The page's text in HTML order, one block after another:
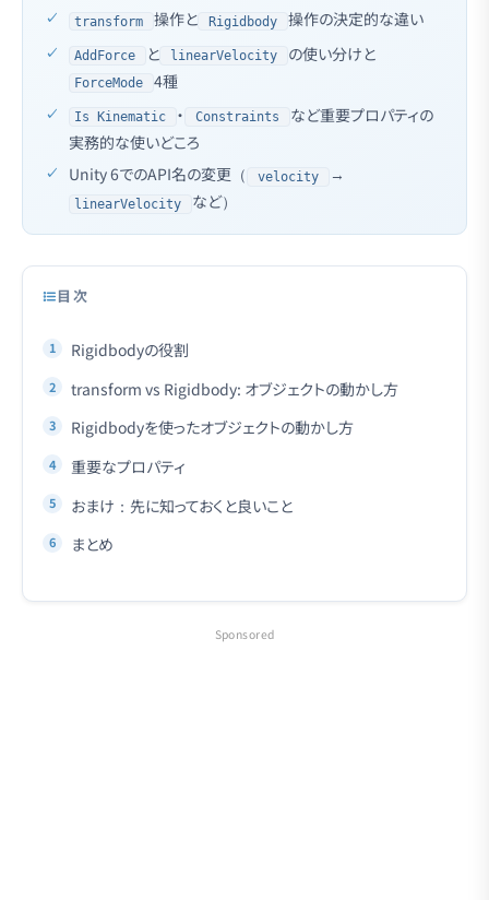
transform 操作と Rigidbody 操作の決定的な違い
AddForce と linearVelocity の使い分けと
ForceMode 4種
Is Kinematic ・ Constraints
など重要プロパティの
実務的な使いどころ
Unity 6でのAPI名の変更（
velocity →
linearVelocity など）
目次
Rigidbodyの役割
transform vs Rigidbody: オブジェクトの動かし方
Rigidbodyを使ったオブジェクトの動かし方
重要なプロパティ
おまけ：先に知っておくと良いこと
まとめ
Sponsored